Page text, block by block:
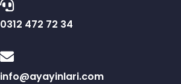
0312 472 72 34
info@ayayinlari.com